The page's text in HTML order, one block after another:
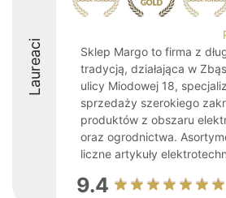
Laureaci
Sklep Margo to firma z
tradycją, działająca w
ulicy Miodowej 18,
sprzedaży szerokiego
produktów z obszaru
oraz ogrodnictwa.
liczne artykuły
9.4